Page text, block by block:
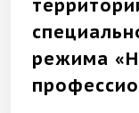
режима